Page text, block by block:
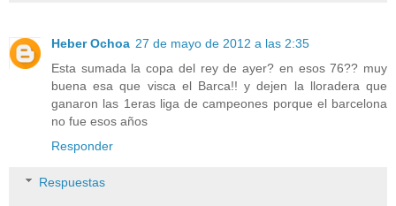
Heber Ochoa 27 de mayo de 2012 a las 2:35
Esta sumada la copa del rey de ayer? en esos 76?? muy
buena esa que visca el Barca!! y dejen la lloradera que
ganaron las 1eras liga de campeones porque el barcelona
no fue esos años
Responder
Respuestas